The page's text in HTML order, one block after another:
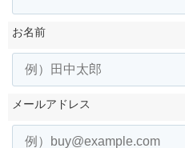
お名前
メールアドレス